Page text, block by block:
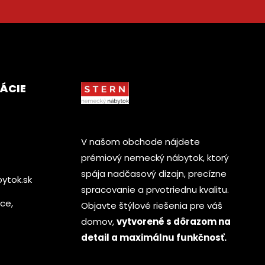
V našom obchode nájdete
prémiový nemecký nábytok, ktorý
spája nadčasový dizajn, precízne
spracovanie a prvotriednu kvalitu.
Objavte štýlové riešenia pre váš
domov,vytvorené s dôrazom na
detail a maximálnu funkčnosť.